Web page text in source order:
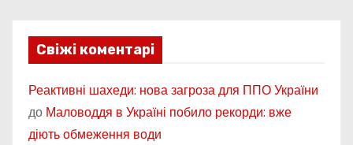
Свіжі коментарі
Реактивні шахеди: нова загроза для ППО України
до Маловоддя в Україні побило рекорди: вже
діють обмеження води